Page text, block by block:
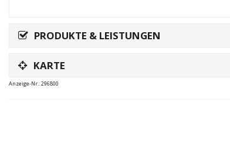
PRODUKTE & LEISTUNGEN
KARTE
Anzeige-Nr.: 296800